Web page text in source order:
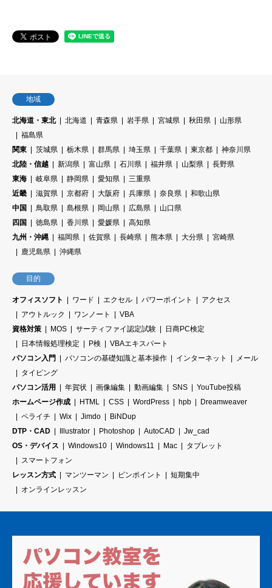
地域
北海道・東北 北海道 青森県 岩手県 宮城県 秋田県
山形県
福島県
関東
茨城県 栃木県 群馬県 埼玉県 千葉県 東京都
神奈川県
北陸・信越
新潟県 富山県 石川県 福井県 山梨県
長野県
東海
岐阜県 静岡県 愛知県
三重県
近畿
滋賀県 京都府 大阪府 兵庫県 奈良県
和歌山県
中国
鳥取県 島根県 岡山県 広島県
山口県
四国
徳島県 香川県 愛媛県
高知県
九州・沖縄
福岡県 佐賀県 長崎県 熊本県 大分県
宮崎県
鹿児島県
沖縄県
目的
オフィスソフト ワード エクセル パワーポイント
アクセス
アウトルック
ワンノート
VBA
資格対策
MOS サーティファイ認定試験
日商PC検定
日本情報処理検定
P検
VBAエキスパート
パソコン入門
パソコンの基礎知識と基本操作 インターネット
メール
タイピング
パソコン活用
年賀状 画像編集 動画編集 SNS
YouTube投稿
ホームページ作成
HTML CSS WordPress hpb
Dreamweaver
ペライチ
Wix Jimdo
BiNDup
DTP・CAD
Illustrator Photoshop AutoCAD
Jw_cad
OS・デバイス
Windows10 Windows11 Mac
タブレット
スマートフォン
レッスン方式
マンツーマン ピンポイント
短期集中
オンラインレッスン